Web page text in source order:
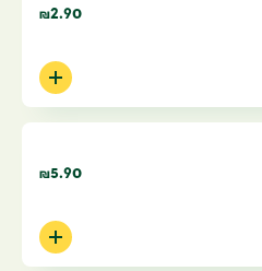
₪2.90
₪5.90